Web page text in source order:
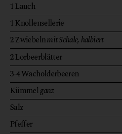
1 Lauch
1 Knollensellerie
2Zwiebelnmit Schale, halbiert
2Lorbeerblätter
3-4Wacholderbeeren
Kümmelganz
Salz
Pfeffer